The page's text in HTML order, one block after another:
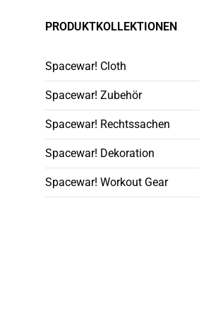
PRODUKTKOLLEKTIONEN
Spacewar! Cloth
Spacewar! Zubehör
Spacewar! Rechtssachen
Spacewar! Dekoration
Spacewar! Workout Gear